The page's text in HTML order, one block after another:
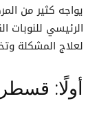
يواجه كثير من
الرئيسي
لعلاج المشكلة
أولًا: